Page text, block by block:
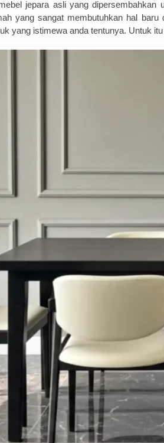
jepara asli yang
yang sangat membutuhkan hal
yang istimewa anda tentunya. Untuk